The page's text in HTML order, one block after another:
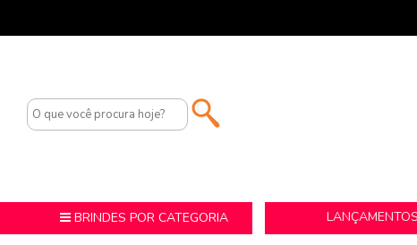
BRINDES POR CATEGORIA LANÇAMENTOS